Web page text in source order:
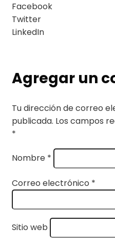
Facebook
Twitter
LinkedIn
Agregar un
Tu dirección de correo
publicada. Los campos
*
Nombre *
Correo electrónico *
Sitio web